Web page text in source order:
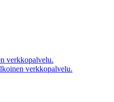
verkkopalvelu.
verkkopalvelu.